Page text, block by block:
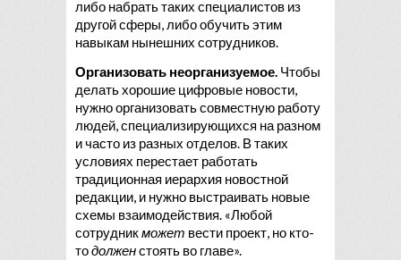
либо набрать таких специалистов из
другой сферы, либо обучить этим
навыкам нынешних сотрудников.
Организовать неорганизуемое. Чтобы
делать хорошие цифровые новости,
нужно организовать совместную работу
людей, специализирующихся на разном
и часто из разных отделов. В таких
условиях перестает работать
традиционная иерархия новостной
редакции, и нужно выстраивать новые
схемы взаимодействия. «Любой
сотрудникможет вести проект, но кто-
тодолженстоять во главе».